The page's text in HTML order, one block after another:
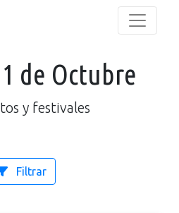
de Octubre
y festivales
Filtrar